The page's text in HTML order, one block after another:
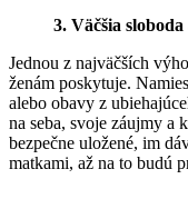
3. Väčšia
Jednou z najväčších
ženám poskytuje.
alebo obavy z
na seba, svoje záujmy a
bezpečne uložené, im
matkami, až na to budú